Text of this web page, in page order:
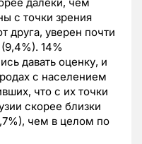
далеки, чем
с точки зрения
друга, уверен почти
14%
давать оценку, и
с населением
что с их точки
скорее близки
чем в целом по